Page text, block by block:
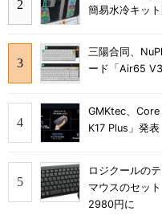
簡易水冷キッ
三陽合同、
ード「Air65
GMKtec、
K17 Plus」発
ロジクールの
マウスのセッ
2980円に